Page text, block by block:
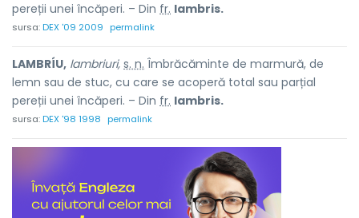
pereții unei încăperi. – Din fr. lambris.
sursa:DEX '09 2009 permalink
LAMBRÍU, lambriuri, s. n. Îmbrăcăminte de marmură, de
lemn sau de stuc, cu care se acoperă total sau parțial
pereții unei încăperi. – Din fr. lambris.
sursa:DEX '98 1998 permalink